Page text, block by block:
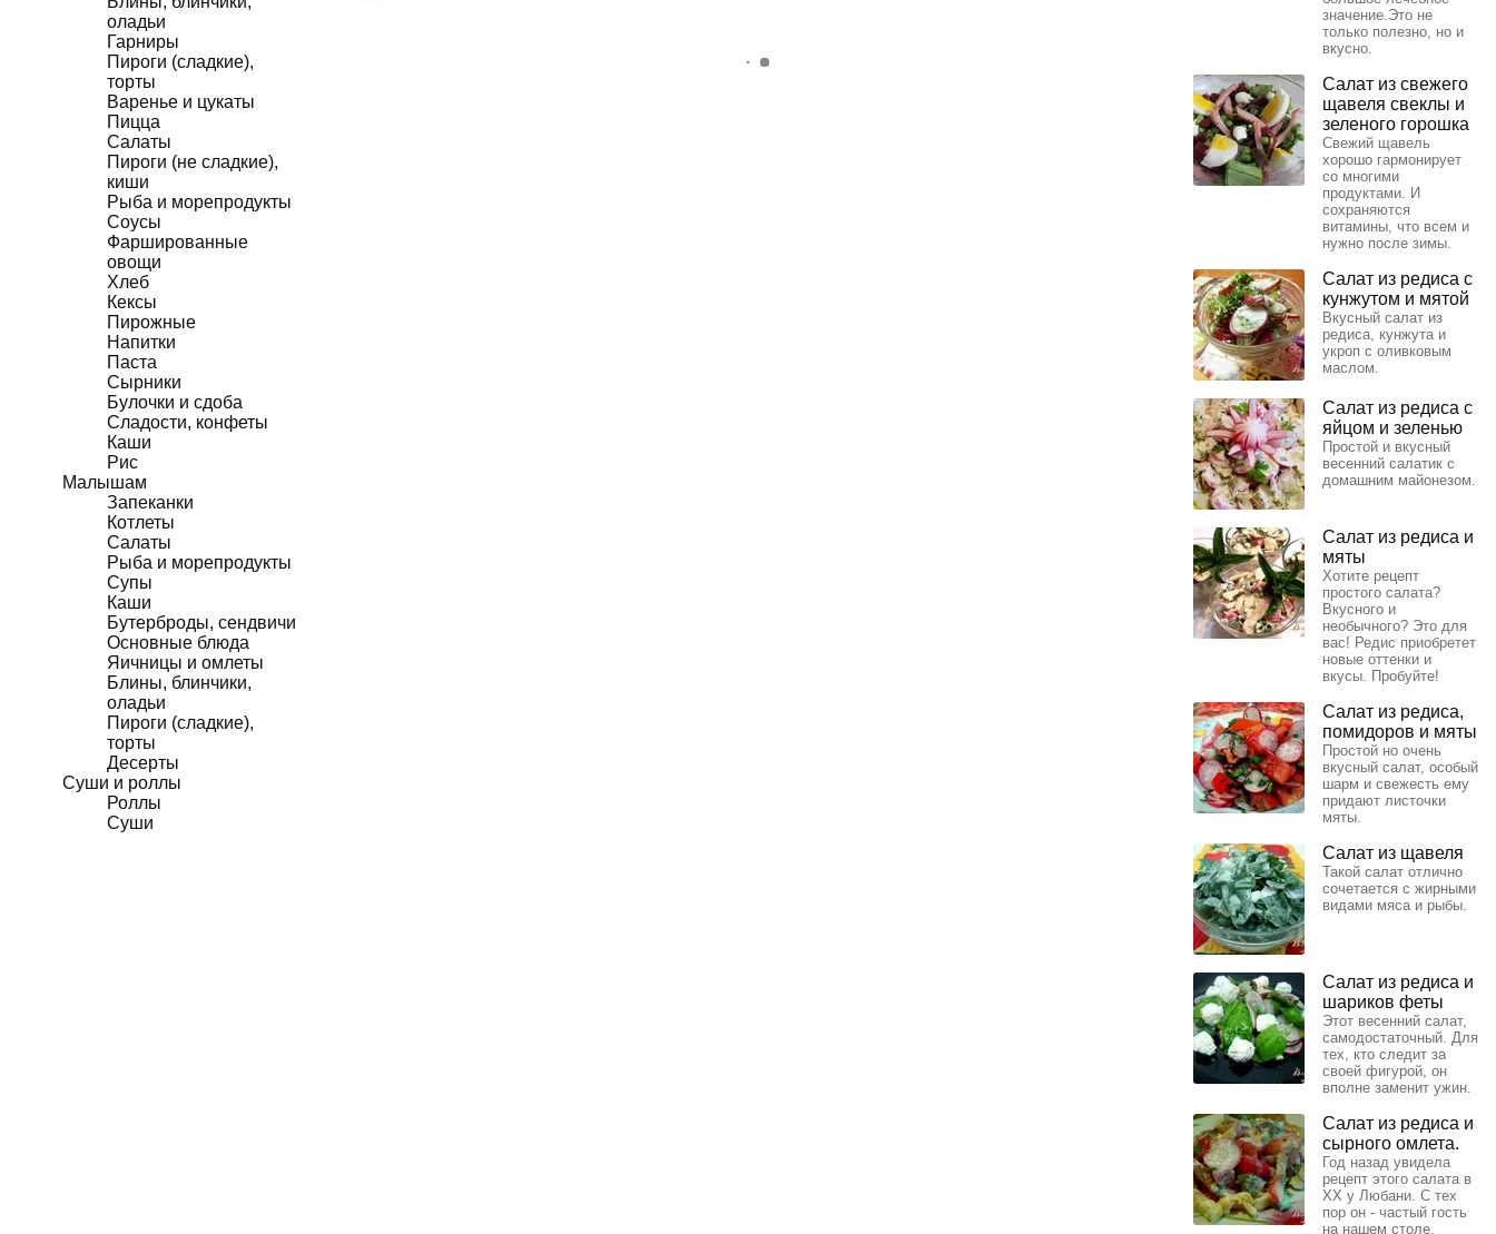
оладьи
Гарниры
Пироги (сладкие),
торты
Варенье и цукаты
Пицца
Салаты
Пироги (не сладкие),
киши
Рыба и морепродукты
Соусы
Фаршированные
овощи
Хлеб
Кексы
Пирожные
Напитки
Паста
Сырники
Булочки и сдоба
Сладости, конфеты
Каши
Рис
Малышам
Запеканки
Котлеты
Салаты
Рыба и морепродукты
Супы
Каши
Бутерброды, сендвичи
Основные блюда
Яичницы и омлеты
Блины, блинчики,
оладьи
Пироги (сладкие),
торты
Десерты
Суши и роллы
Роллы
Суши
значение.Это не
только полезно, но и
вкусно.
Салат из свежего
щавеля свеклы и
зеленого горошка
Свежий щавель
хорошо гармонирует
со многими
продуктами. И
сохраняются
витамины, что всем и
нужно после зимы.
Салат из редиса с
кунжутом и мятой
Вкусный салат из
редиса, кунжута и
укроп с оливковым
маслом.
Салат из редиса с
яйцом и зеленью
Простой и вкусный
весенний салатик с
домашним майонезом.
Салат из редиса и
мяты
Хотите рецепт
простого салата?
Вкусного и
необычного? Это для
вас! Редис приобретет
новые оттенки и
вкусы. Пробуйте!
Салат из редиса,
помидоров и мяты
Простой но очень
вкусный салат, особый
шарм и свежесть ему
придают листочки
мяты.
Салат из щавеля
Такой салат отлично
сочетается с жирными
видами мяса и рыбы.
Салат из редиса и
шариков феты
Этот весенний салат,
самодостаточный. Для
тех, кто следит за
своей фигурой, он
вполне заменит ужин.
Салат из редиса и
сырного омлета.
Год назад увидела
рецепт этого салата в
ХХ у Любани. С тех
пор он - частый гость
на нашем столе.